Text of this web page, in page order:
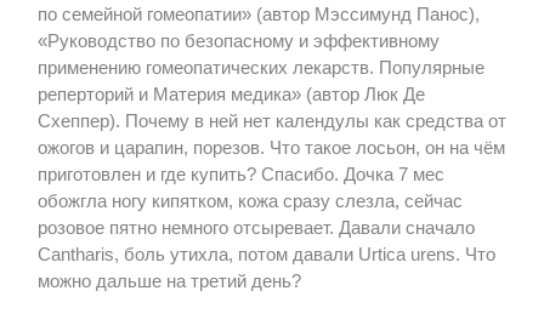
по семейной гомеопатии» (автор Мэссимунд Панос),
«Руководство по безопасному и эффективному
применению гомеопатических лекарств. Популярные
реперторий и Материя медика» (автор Люк Де
Схеппер). Почему в ней нет календулы как средства от
ожогов и царапин, порезов. Что такое лосьон, он на чём
приготовлен и где купить? Спасибо. Дочка 7 мес
обожгла ногу кипятком, кожа сразу слезла, сейчас
розовое пятно немного отсыревает. Давали сначало
Cantharis, боль утихла, потом давали Urtica urens. Что
можно дальше на третий день?